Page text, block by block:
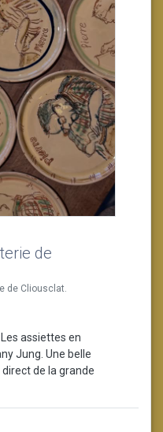
de
de Cliousclat.
assiettes en
Jung. Une belle
de la grande